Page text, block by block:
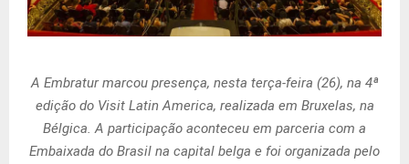
A Embratur marcou presença, nesta terça-feira (26), na 4ª
edição do Visit Latin America, realizada em Bruxelas, na
Bélgica. A participação aconteceu em parceria com a
Embaixada do Brasil na capital belga e foi organizada pelo